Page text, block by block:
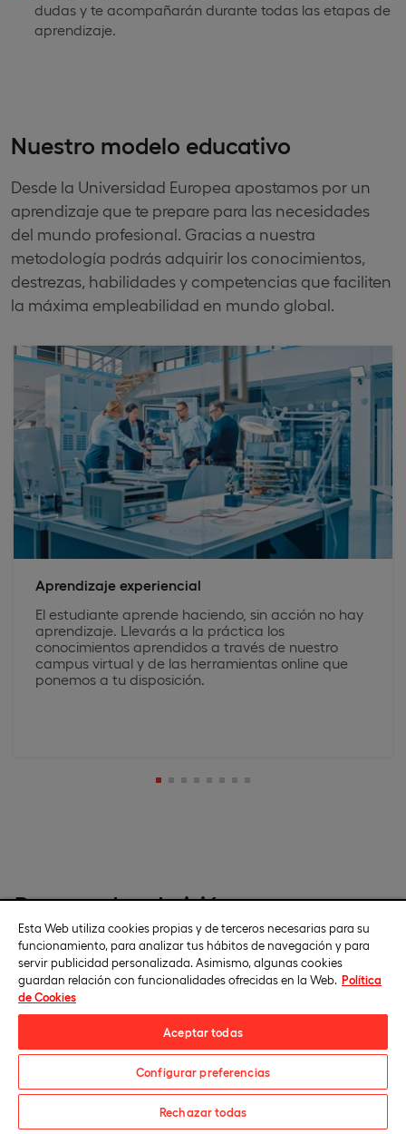
dudas y te acompañarán durante todas las etapas de
aprendizaje.
Nuestro modelo educativo
Desde la Universidad Europea apostamos por un
aprendizaje que te prepare para las necesidades
del mundo profesional. Gracias a nuestra
metodología podrás adquirir los conocimientos,
destrezas, habilidades y competencias que faciliten
la máxima empleabilidad en mundo global.
Aprendizaje experiencial
El estudiante aprende haciendo, sin acción no hay
aprendizaje. Llevarás a la práctica los
conocimientos aprendidos a través de nuestro
campus virtual y de las herramientas online que
ponemos a tu disposición.
Proceso de admisión
El proceso de admisión para cursar un grado o postgrado
online en Universidad Europea puede llevarse a cabo
durante todo el año, si bien la inscripción en cualquiera de
nuestros programas está supeditada a la existencia de
plazas vacantes. Para completar el proceso deberás
seguir estos sencillos pasos:
1 Solicita información
Esta Web utiliza cookies propias y de terceros necesarias para su
funcionamiento, para analizar tus hábitos de navegación y para
servir publicidad personalizada. Asimismo, algunas cookies
guardan relación con funcionalidades ofrecidas en la Web. Política
de Cookies
Aceptar todas
Configurar preferencias
Rechazar todas